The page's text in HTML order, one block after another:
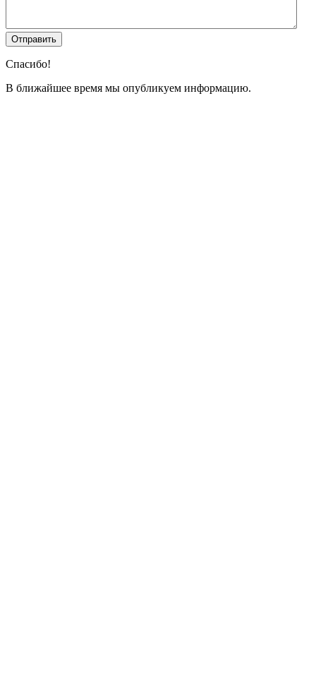
Спасибо!
В ближайшее время мы опубликуем информацию.